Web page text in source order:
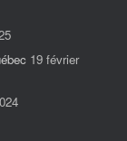
19 février